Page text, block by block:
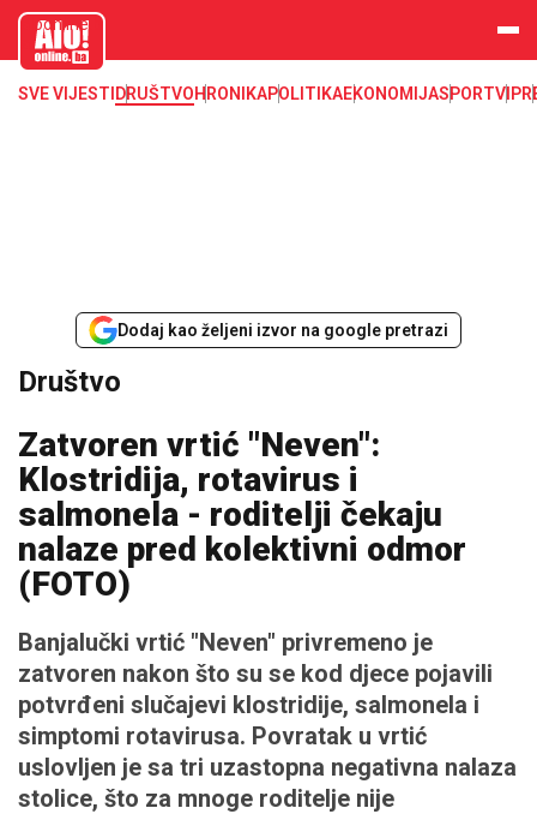
aloonline.b
SVE VIJESTI DRUŠTVOHRONIKAPOLITIKAEKONOMIJASPORTVIP
Dodaj kao željeni izvor na google pretrazi
Društvo
Zatvoren vrtić "Neven":
Klostridija, rotavirus i
salmonela - roditelji čekaju
nalaze pred kolektivni odmor
(FOTO)
Banjalučki vrtić "Neven" privremeno je
zatvoren nakon što su se kod djece pojavili
potvrđeni slučajevi klostridije, salmonela i
simptomi rotavirusa. Povratak u vrtić
uslovljen je sa tri uzastopna negativna nalaza
stolice, što za mnoge roditelje nije